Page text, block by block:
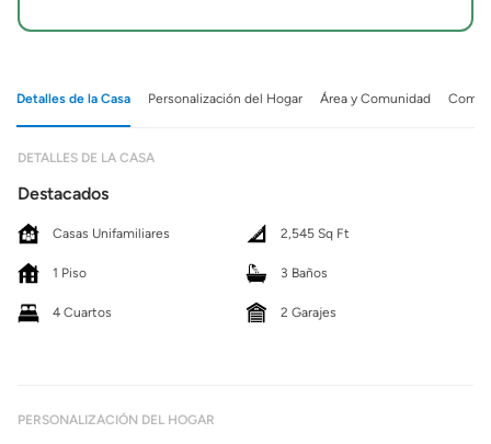
Detalles de la Casa Personalización del Hogar Área y Comunidad
DETALLES DE LA CASA
Destacados
Casas Unifamiliares 2,545 Sq Ft
1 Piso 3 Baños
4 Cuartos 2 Garajes
PERSONALIZACIÓN DEL HOGAR